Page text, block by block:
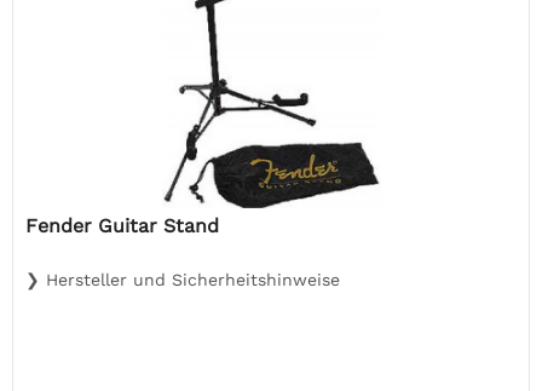
Fender Guitar Stand
❯ Hersteller und Sicherheitshinweise